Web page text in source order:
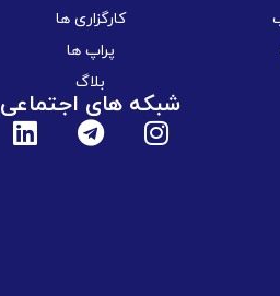
کارگزاری ها
پراپ ها
بلاگ
شبکه های اجتماعی